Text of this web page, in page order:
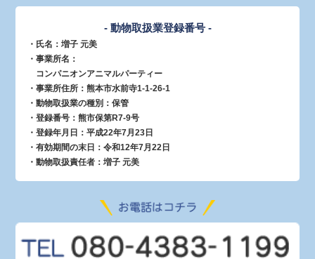
- 動物取扱業登録番号 -
・氏名：増子 元美
・事業所名：
コンパニオンアニマルパーティー
・事業所住所：熊本市水前寺1-1-26-1
・動物取扱業の種別：保管
・登録番号：熊市保第R7-9号
・登録年月日：平成22年7月23日
・有効期間の末日：令和12年7月22日
・動物取扱責任者：増子 元美